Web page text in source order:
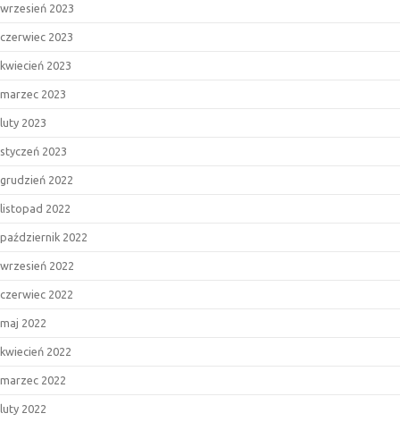
wrzesień 2023
czerwiec 2023
kwiecień 2023
marzec 2023
luty 2023
styczeń 2023
grudzień 2022
listopad 2022
październik 2022
wrzesień 2022
czerwiec 2022
maj 2022
kwiecień 2022
marzec 2022
luty 2022